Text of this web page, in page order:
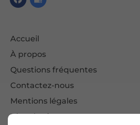
Accueil
À propos
Questions fréquentes
Contactez-nous
Mentions légales
Plan du site